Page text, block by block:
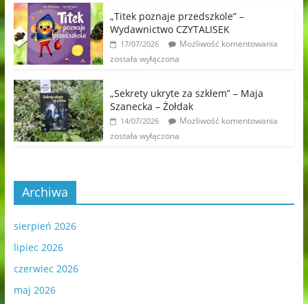
„Titek poznaje przedszkole” –
Wydawnictwo CZYTALISEK
17/07/2026
Możliwość komentowania
została wyłączona
„Sekrety ukryte za szkłem” – Maja
Szanecka – Żołdak
14/07/2026
Możliwość komentowania
została wyłączona
Archiwa
sierpień 2026
lipiec 2026
czerwiec 2026
maj 2026